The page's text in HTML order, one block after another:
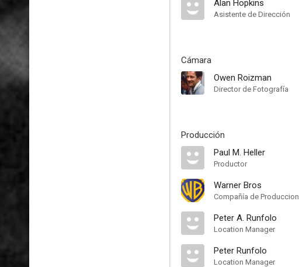
Alan Hopkins
Asistente de Dirección
Cámara
Owen Roizman
Director de Fotografía
Producción
Paul M. Heller
Productor
Warner Bros
Compañía de Produccion
Peter A. Runfolo
Location Manager
Peter Runfolo
Location Manager